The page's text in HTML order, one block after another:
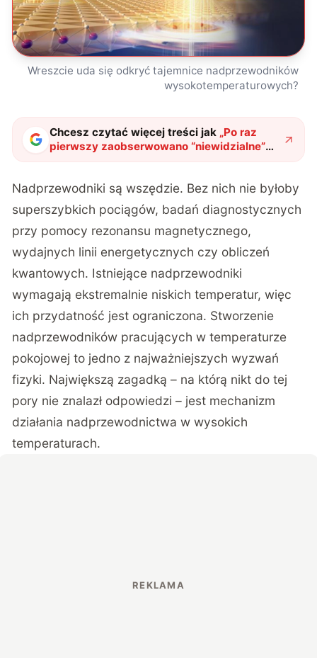
Wreszcie uda się odkryć tajemnice nadprzewodników
wysokotemperaturowych?
Chcesz czytać więcej treści jak „Po raz
pierwszy zaobserwowano “niewidzialne”
zjawisko. Nadprzewodniki
Nadprzewodniki są wszędzie. Bez nich nie byłoby
superszybkich pociągów, badań diagnostycznych
przy pomocy rezonansu magnetycznego,
wydajnych linii energetycznych czy obliczeń
kwantowych. Istniejące nadprzewodniki
wymagają ekstremalnie niskich temperatur, więc
ich przydatność jest ograniczona. Stworzenie
nadprzewodników pracujących w temperaturze
pokojowej to jedno z najważniejszych wyzwań
fizyki. Największą zagadką – na którą nikt do tej
pory nie znalazł odpowiedzi – jest mechanizm
działania nadprzewodnictwa w wysokich
temperaturach.